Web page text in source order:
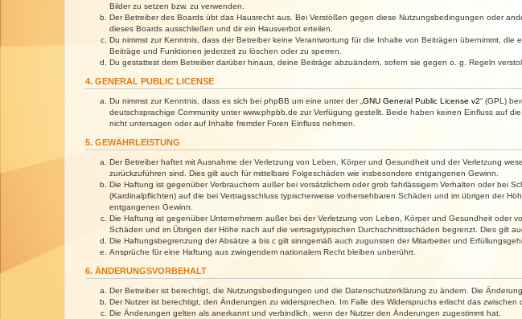
Bilder zu setzen bzw. zu verwenden.
Der Betreiber des Boards übt das Hausrecht aus. Bei Verstößen gegen diese Nutzungsbedingungen oder
dieses Boards ausschließen und dir ein Hausverbot erteilen.
Du nimmst zur Kenntnis, dass der Betreiber keine Verantwortung für die Inhalte von Beiträgen übernimmt,
Beiträge und Funktionen jederzeit zu löschen oder zu sperren.
Du gestattest dem Betreiber darüber hinaus, deine Beiträge abzuändern, sofern sie gegen o. g. Regeln
4. GENERAL PUBLIC LICENSE
Du nimmst zur Kenntnis, dass es sich bei phpBB um eine unter der „ GNU General Public License v2“ (GPL)
deutschsprachige Community unter www.phpbb.de zur Verfügung gestellt. Beide haben keinen Einfluss auf
nicht untersagen oder auf Inhalte fremder Foren Einfluss nehmen.
5. GEWÄHRLEISTUNG
Der Betreiber haftet mit Ausnahme der Verletzung von Leben, Körper und Gesundheit und der Verletzung
zurückzuführen sind. Dies gilt auch für mittelbare Folgeschäden wie insbesondere entgangenen Gewinn.
Die Haftung ist gegenüber Verbrauchern außer bei vorsätzlichem oder grob fahrlässigem Verhalten oder bei
(Kardinalpflichten) auf die bei Vertragsschluss typischerweise vorhersehbaren Schäden und im übrigen der
entgangenen Gewinn.
Die Haftung ist gegenüber Unternehmern außer bei der Verletzung von Leben, Körper und Gesundheit oder
Schäden und im Übrigen der Höhe nach auf die vertragstypischen Durchschnittsschäden begrenzt. Dies gilt
Die Haftungsbegrenzung der Absätze a bis c gilt sinngemäß auch zugunsten der Mitarbeiter und
Ansprüche für eine Haftung aus zwingendem nationalem Recht bleiben unberührt.
6. ÄNDERUNGSVORBEHALT
Der Betreiber ist berechtigt, die Nutzungsbedingungen und die Datenschutzerklärung zu ändern. Die
Der Nutzer ist berechtigt, den Änderungen zu widersprechen. Im Falle des Widerspruchs erlischt das
Die Änderungen gelten als anerkannt und verbindlich, wenn der Nutzer den Änderungen zugestimmt hat.